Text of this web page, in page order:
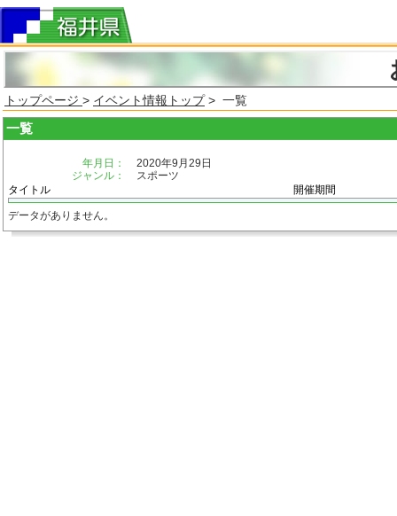
トップページ > イベント情報トップ> 一覧
一覧
年月日：
2020年9月29日
ジャンル：
スポーツ
タイトル
開催期間
データがありません。